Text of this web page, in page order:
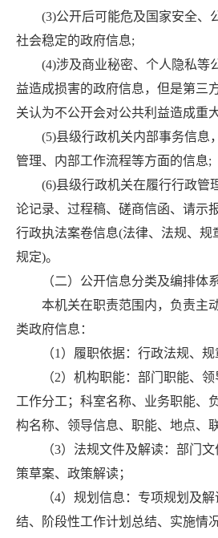
(3)公开后可能危及国家安全、
社会稳定的政府信息;
(4)涉及商业秘密、个人隐私等
益造成损害的政府信息，但是第三
关认为不公开会对公共利益造成重
(5)县级行政机关内部事务信息
管理、内部工作流程等方面的信息;
(6)县级行政机关在履行行政管
论记录、过程稿、磋商信函、请示
行政执法案卷信息(法律、法规、规
规定)。
（二）公开信息分类及编排体
本机关在职责范围内，负责主
类政府信息：
（1）履职依据：行政法规、
（2）机构职能：部门职能、
工作分工；科室名称、业务职能、
构名称、领导信息、职能、地点、
（3）法规文件及解读：部门
策草案、政策解读；
（4）规划信息：专项规划及
结、阶段性工作计划总结、实施情